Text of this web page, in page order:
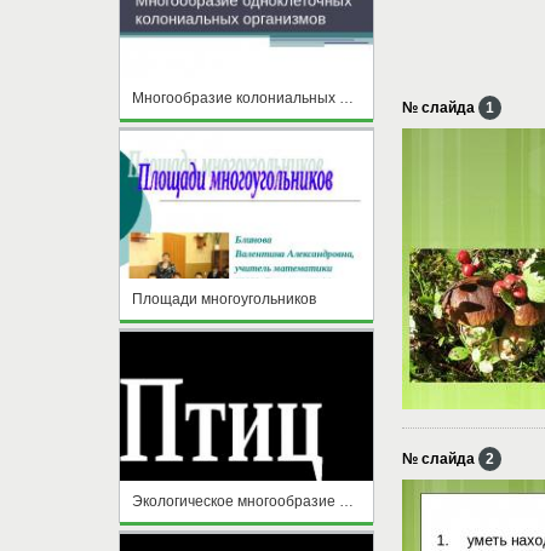
Многообразие колониальных одноклеточных организмов
Площади многоугольников
№ слайда 1
№ слайда 2